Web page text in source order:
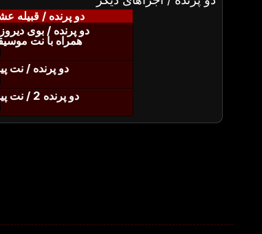
دو پرنده / قبیله
دو پرنده / بوی دیروز 8
همراه با نت
دو پرنده / نت
دو پرنده 2 / نت پیانو